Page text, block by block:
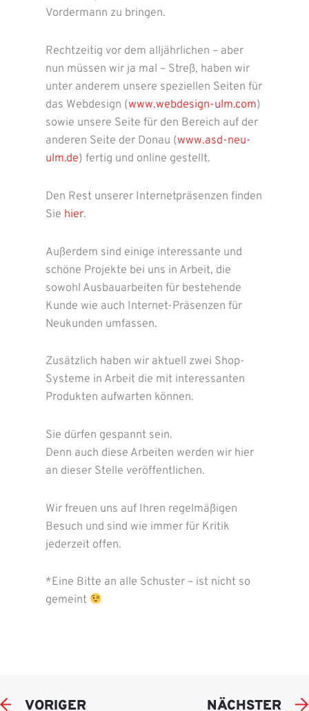
Vordermann zu bringen.
Rechtzeitig vor dem alljährlichen – aber
nun müssen wir ja mal – Streß, haben wir
unter anderem unsere speziellen Seiten für
das Webdesign (www.webdesign-ulm.com)
sowie unsere Seite für den Bereich auf der
anderen Seite der Donau (www.asd-neu-
ulm.de) fertig und online gestellt.
Den Rest unserer Internetpräsenzen finden
Sie hier.
Außerdem sind einige interessante und
schöne Projekte bei uns in Arbeit, die
sowohl Ausbauarbeiten für bestehende
Kunde wie auch Internet-Präsenzen für
Neukunden umfassen.
Zusätzlich haben wir aktuell zwei Shop-
Systeme in Arbeit die mit interessanten
Produkten aufwarten können.
Sie dürfen gespannt sein.
Denn auch diese Arbeiten werden wir hier
an dieser Stelle veröffentlichen.
Wir freuen uns auf Ihren regelmäßigen
Besuch und sind wie immer für Kritik
jederzeit offen.
*Eine Bitte an alle Schuster – ist nicht so
gemeint
VORIGER NÄCHSTER